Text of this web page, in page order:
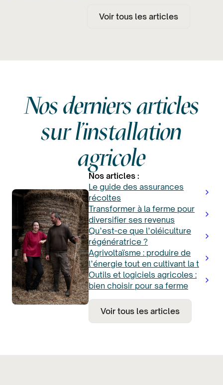
Voir tous les articles
Nos derniers articles
sur l'installation
agricole
Nos articles :
Le guide des assurances
récoltes
Transformer à la ferme pour
diversifier ses revenus
Qu’est-ce que l’oléiculture
régénératrice ?
Agrivoltaïsme : produire de
l’énergie tout en cultivant la t
Outils et logiciels agricoles :
bien choisir pour sa ferme
Voir tous les articles